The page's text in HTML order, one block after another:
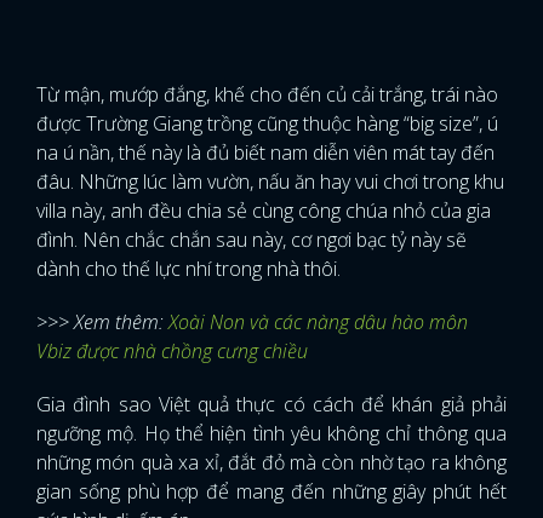
Từ mận, mướp đắng, khế cho đến củ cải trắng, trái nào
được Trường Giang trồng cũng thuộc hàng “big size”, ú
na ú nần, thế này là đủ biết nam diễn viên mát tay đến
đâu. Những lúc làm vườn, nấu ăn hay vui chơi trong khu
villa này, anh đều chia sẻ cùng công chúa nhỏ của gia
đình. Nên chắc chắn sau này, cơ ngơi bạc tỷ này sẽ
dành cho thế lực nhí trong nhà thôi.
>>> Xem thêm:Xoài Non và các nàng dâu hào môn
Vbiz được nhà chồng cưng chiều
Gia đình sao Việt quả thực có cách để khán giả phải
ngưỡng mộ. Họ thể hiện tình yêu không chỉ thông qua
những món quà xa xỉ, đắt đỏ mà còn nhờ tạo ra không
gian sống phù hợp để mang đến những giây phút hết